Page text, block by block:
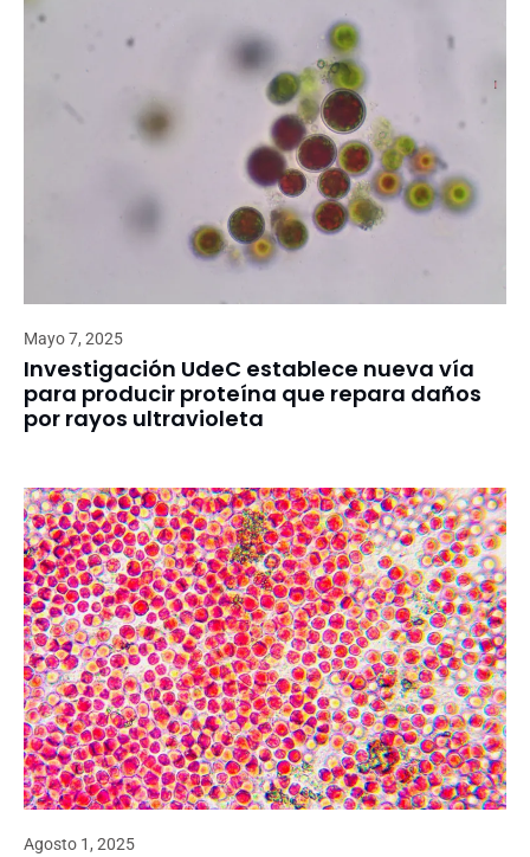
Mayo 7, 2025
Investigación UdeC establece nueva vía
para producir proteína que repara daños
por rayos ultravioleta
Agosto 1, 2025